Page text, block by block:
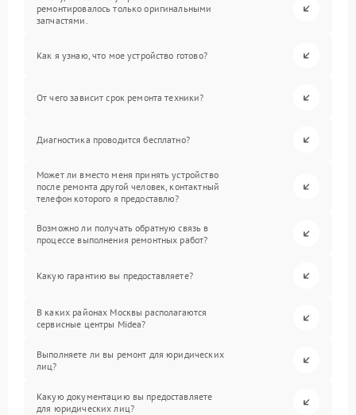
ремонтировалось только оригинальными
запчастями.
Как я узнаю, что мое устройство готово?
От чего зависит срок ремонта техники?
Диагностика проводится бесплатно?
Может ли вместо меня принять устройство
после ремонта другой человек, контактный
телефон которого я предоставлю?
Возможно ли получать обратную связь в
процессе выполнения ремонтных работ?
Какую гарантию вы предоставляете?
В каких районах Москвы располагаются
сервисные центры Midea?
Выполняете ли вы ремонт для юридических
лиц?
Какую документацию вы предоставляете
для юридических лиц?